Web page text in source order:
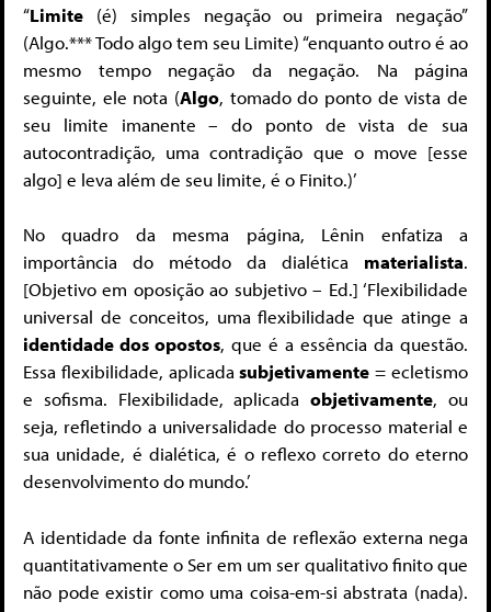
“Limite (é) simples negação ou primeira negação”
(Algo.*** Todo algo tem seu Limite) “enquanto outro é ao
mesmo tempo negação da negação. Na página
seguinte, ele nota (Algo, tomado do ponto de vista de
seu limite imanente – do ponto de vista de sua
autocontradição, uma contradição que o move [esse
algo] e leva além de seu limite, é o Finito.)’
No quadro da mesma página, Lênin enfatiza a
importância do método da dialética materialista.
[Objetivo em oposição ao subjetivo – Ed.] ‘Flexibilidade
universal de conceitos, uma flexibilidade que atinge a
identidade dos opostos, que é a essência da questão.
Essa flexibilidade, aplicadasubjetivamente = ecletismo
e sofisma. Flexibilidade, aplicadaobjetivamente, ou
seja, refletindo a universalidade do processo material e
sua unidade, é dialética, é o reflexo correto do eterno
desenvolvimento do mundo.’
A identidade da fonte infinita de reflexão externa nega
quantitativamente o Ser em um ser qualitativo finito que
não pode existir como uma coisa-em-si abstrata (nada).